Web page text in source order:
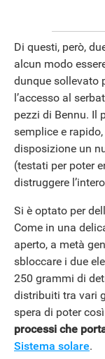
Di questi, però,
alcun modo
dunque sollevato
l’accesso al
pezzi di Bennu. Il
semplice e
disposizione un
(testati per poter
distruggere
Si è optato per
Come in una
aperto, a metà
sbloccare i due
250 grammi di
distribuiti tra vari
spera di poter
processi che
Sistema solare.